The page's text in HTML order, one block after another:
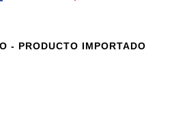
- PRODUCTO IMPORTADO